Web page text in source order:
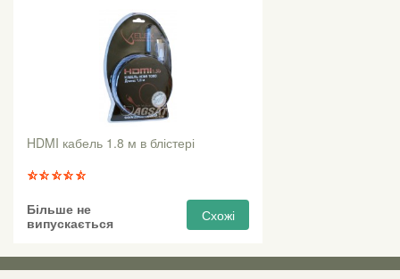
HDMI кабель 1.8 м в блістері
Більше не
випускається
Схожі